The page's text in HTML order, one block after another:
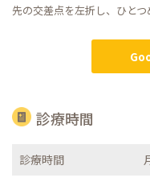
先の交差点を左折し、ひとつ
診療時間
診療時間